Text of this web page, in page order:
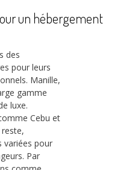
un hébergement
des
pour leurs
Manille,
gamme
luxe.
Cebu et
variées pour
Par